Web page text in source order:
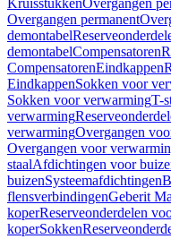
KruisstukkenOvergangen
Overgangen permanent
demontabel
demontabelCompensatoren
CompensatorenEindkappen
EindkappenSokken voor
Sokken voor verwarmingT-
verwarming
verwarmingOvergangen
Overgangen voor
staalAfdichtingen voor
buizenSysteemafdichtingen
flensverbindingenGeberit
koperReserveonderdelen
koperSokken